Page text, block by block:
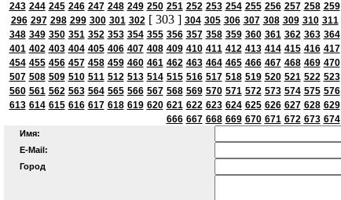
243 244 245 246 247 248 249 250 251 252 253 254 255 256 257 258 259
296 297 298 299 300 301 302 [ 303 ] 304 305 306 307 308 309 310 311
348 349 350 351 352 353 354 355 356 357 358 359 360 361 362 363 364
401 402 403 404 405 406 407 408 409 410 411 412 413 414 415 416 417
454 455 456 457 458 459 460 461 462 463 464 465 466 467 468 469 470
507 508 509 510 511 512 513 514 515 516 517 518 519 520 521 522 523
560 561 562 563 564 565 566 567 568 569 570 571 572 573 574 575 576
613 614 615 616 617 618 619 620 621 622 623 624 625 626 627 628 629
666 667 668 669 670 671 672 673 674
Имя:
E-Mail:
Город